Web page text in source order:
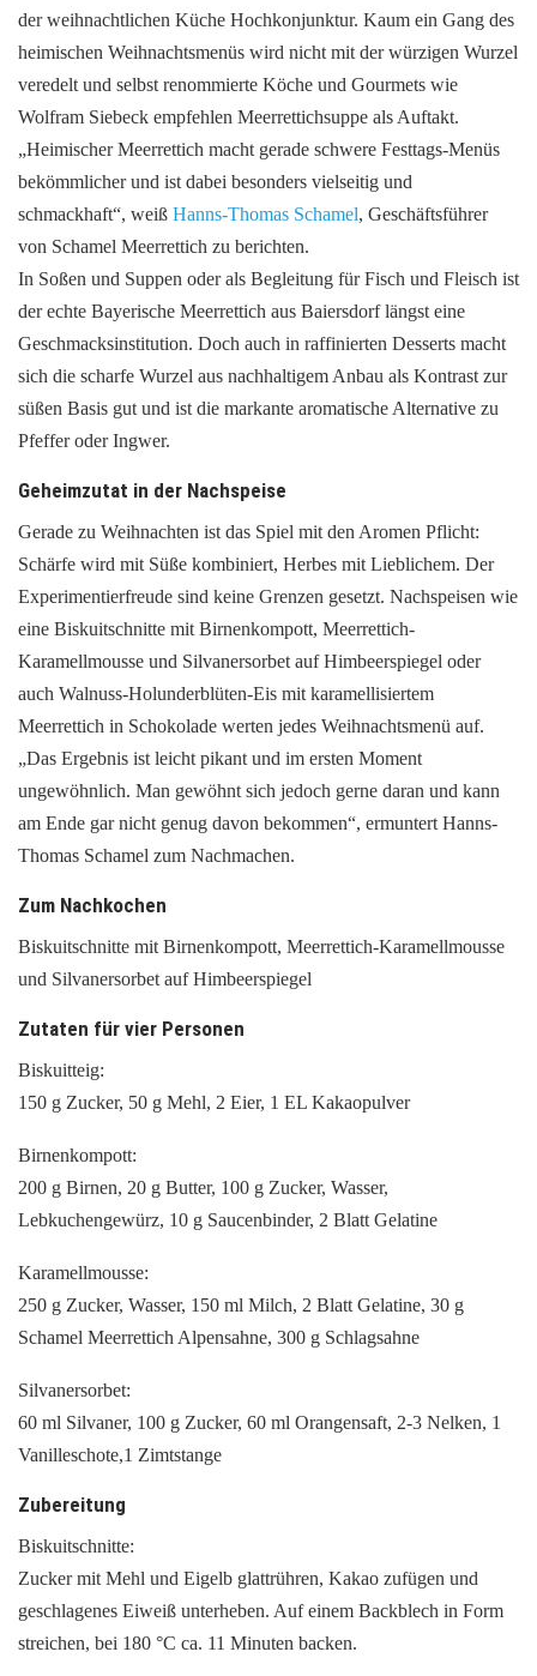
der weihnachtlichen Küche Hochkonjunktur. Kaum ein Gang des
heimischen Weihnachtsmenüs wird nicht mit der würzigen Wurzel
veredelt und selbst renommierte Köche und Gourmets wie
Wolfram Siebeck empfehlen Meerrettichsuppe als Auftakt.
„Heimischer Meerrettich macht gerade schwere Festtags-Menüs
bekömmlicher und ist dabei besonders vielseitig und
schmackhaft“, weiß Hanns-Thomas Schamel, Geschäftsführer
von Schamel Meerrettich zu berichten.
In Soßen und Suppen oder als Begleitung für Fisch und Fleisch ist
der echte Bayerische Meerrettich aus Baiersdorf längst eine
Geschmacksinstitution. Doch auch in raffinierten Desserts macht
sich die scharfe Wurzel aus nachhaltigem Anbau als Kontrast zur
süßen Basis gut und ist die markante aromatische Alternative zu
Pfeffer oder Ingwer.
Geheimzutat in der Nachspeise
Gerade zu Weihnachten ist das Spiel mit den Aromen Pflicht:
Schärfe wird mit Süße kombiniert, Herbes mit Lieblichem. Der
Experimentierfreude sind keine Grenzen gesetzt. Nachspeisen wie
eine Biskuitschnitte mit Birnenkompott, Meerrettich-
Karamellmousse und Silvanersorbet auf Himbeerspiegel oder
auch Walnuss-Holunderblüten-Eis mit karamellisiertem
Meerrettich in Schokolade werten jedes Weihnachtsmenü auf.
„Das Ergebnis ist leicht pikant und im ersten Moment
ungewöhnlich. Man gewöhnt sich jedoch gerne daran und kann
am Ende gar nicht genug davon bekommen“, ermuntert Hanns-
Thomas Schamel zum Nachmachen.
Zum Nachkochen
Biskuitschnitte mit Birnenkompott, Meerrettich-Karamellmousse
und Silvanersorbet auf Himbeerspiegel
Zutaten für vier Personen
Biskuitteig:
150 g Zucker, 50 g Mehl, 2 Eier, 1 EL Kakaopulver
Birnenkompott:
200 g Birnen, 20 g Butter, 100 g Zucker, Wasser,
Lebkuchengewürz, 10 g Saucenbinder, 2 Blatt Gelatine
Karamellmousse:
250 g Zucker, Wasser, 150 ml Milch, 2 Blatt Gelatine, 30 g
Schamel Meerrettich Alpensahne, 300 g Schlagsahne
Silvanersorbet:
60 ml Silvaner, 100 g Zucker, 60 ml Orangensaft, 2-3 Nelken, 1
Vanilleschote,1 Zimtstange
Zubereitung
Biskuitschnitte:
Zucker mit Mehl und Eigelb glattrühren, Kakao zufügen und
geschlagenes Eiweiß unterheben. Auf einem Backblech in Form
streichen, bei 180 °C ca. 11 Minuten backen.